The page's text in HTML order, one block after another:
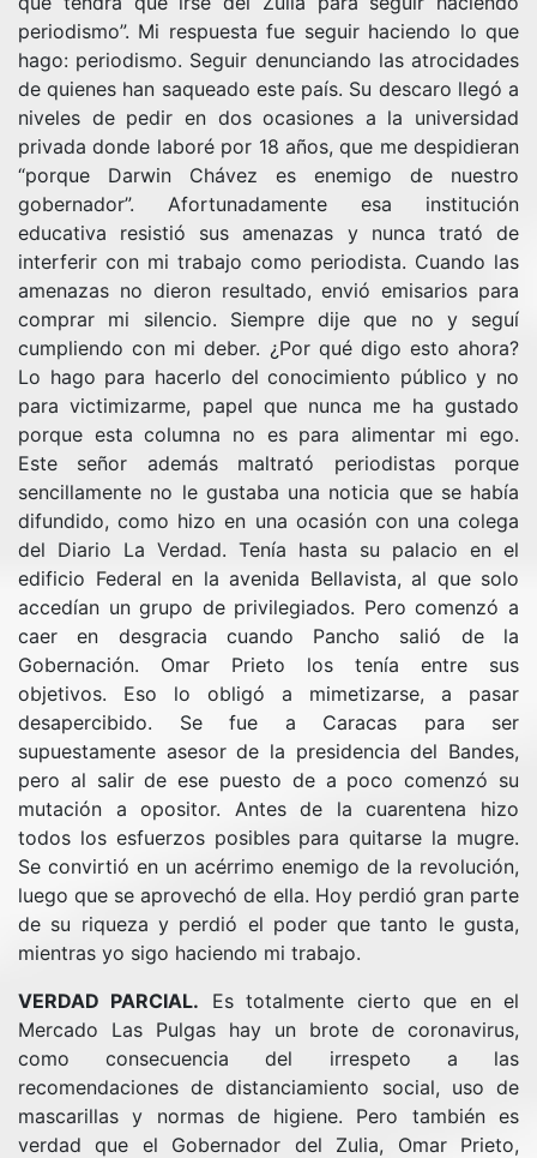
periodismo”. Mi respuesta fue seguir haciendo lo que
hago: periodismo. Seguir denunciando las atrocidades
de quienes han saqueado este país. Su descaro llegó a
niveles de pedir en dos ocasiones a la universidad
privada donde laboré por 18 años, que me despidieran
“porque Darwin Chávez es enemigo de nuestro
gobernador”. Afortunadamente esa institución
educativa resistió sus amenazas y nunca trató de
interferir con mi trabajo como periodista. Cuando las
amenazas no dieron resultado, envió emisarios para
comprar mi silencio. Siempre dije que no y seguí
cumpliendo con mi deber. ¿Por qué digo esto ahora?
Lo hago para hacerlo del conocimiento público y no
para victimizarme, papel que nunca me ha gustado
porque esta columna no es para alimentar mi ego.
Este señor además maltrató periodistas porque
sencillamente no le gustaba una noticia que se había
difundido, como hizo en una ocasión con una colega
del Diario La Verdad. Tenía hasta su palacio en el
edificio Federal en la avenida Bellavista, al que solo
accedían un grupo de privilegiados. Pero comenzó a
caer en desgracia cuando Pancho salió de la
Gobernación. Omar Prieto los tenía entre sus
objetivos. Eso lo obligó a mimetizarse, a pasar
desapercibido. Se fue a Caracas para ser
supuestamente asesor de la presidencia del Bandes,
pero al salir de ese puesto de a poco comenzó su
mutación a opositor. Antes de la cuarentena hizo
todos los esfuerzos posibles para quitarse la mugre.
Se convirtió en un acérrimo enemigo de la revolución,
luego que se aprovechó de ella. Hoy perdió gran parte
de su riqueza y perdió el poder que tanto le gusta,
mientras yo sigo haciendo mi trabajo.
VERDAD PARCIAL. Es totalmente cierto que en el
Mercado Las Pulgas hay un brote de coronavirus,
como consecuencia del irrespeto a las
recomendaciones de distanciamiento social, uso de
mascarillas y normas de higiene. Pero también es
verdad que el Gobernador del Zulia, Omar Prieto,